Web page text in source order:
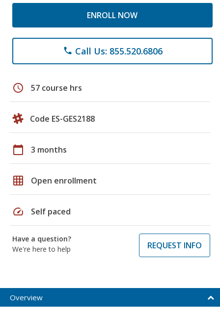
ENROLL NOW
phone Call Us: 855.520.6806
schedule 57 course hrs
Code ES-GES2188
calendar_today 3 months
grid_on Open enrollment
speed Self paced
Have a question?
We're here to help
REQUEST INFO
Overview